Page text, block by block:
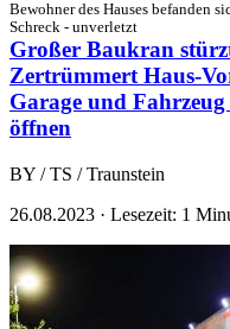
Bewohner des Hauses befanden
Schreck - unverletzt
Großer Baukran
Zertrümmert Haus-
Garage und
öffnen
BY / TS / Traunstein
26.08.2023 · Lesezeit: 1